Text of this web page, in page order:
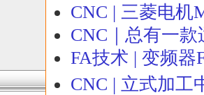
CNC | 三菱电机
CNC｜总有一
FA技术 | 变频器
CNC | 立式加工